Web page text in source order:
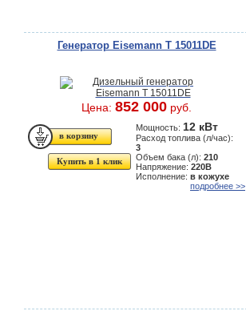
Генератор Eisemann T 15011DE
Цена: 852 000 руб.
Купить в 1 клик
Мощность: 12 кВт
Расход топлива (л/час):
3
Объем бака (л): 210
Напряжение: 220В
Исполнение: в кожухе
подробнее >>